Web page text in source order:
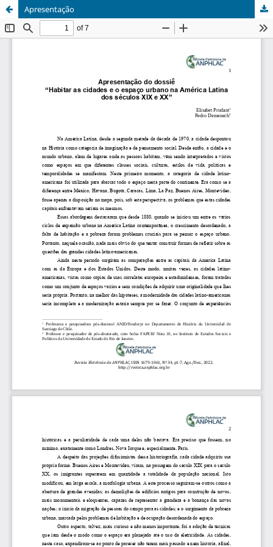
Apresentação